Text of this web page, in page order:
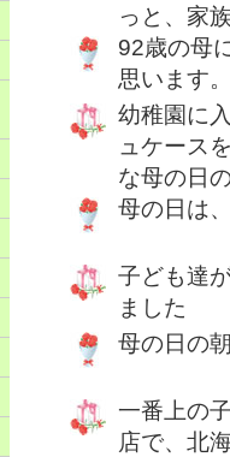
っと、家
92歳の母
思います
幼稚園に
ュケース
な母の日
母の日は
子ども達
ました
母の日の
一番上の
店で、北